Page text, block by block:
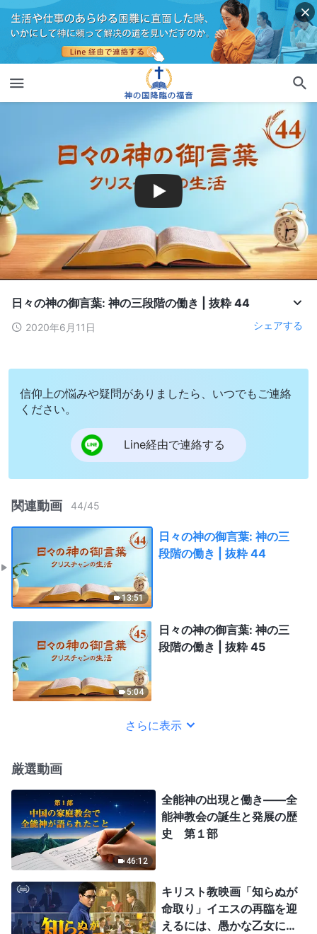
日々の神の御言葉: 神の三段階の働き | 抜粋 44
2020年6月11日 シェアする
信仰上の悩みや疑問がありましたら、いつでもご連絡
ください。
Line経由で連絡する
関連動画 44/45
13:51
日々の神の御言葉: 神の三
段階の働き | 抜粋 44
5:04
日々の神の御言葉: 神の三
段階の働き | 抜粋 45
さらに表示
厳選動画
46:12
全能神の出現と働き——全
能神教会の誕生と発展の歴
史 第１部
キリスト教映画「知らぬが
命取り」イエスの再臨を迎
えるには、愚かな乙女にな